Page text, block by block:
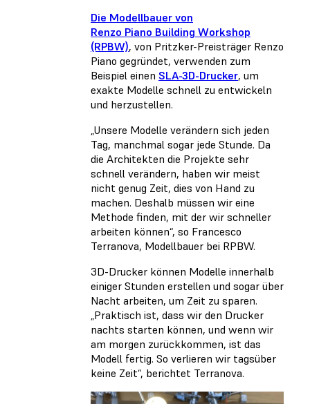
Die Modellbauer von
Renzo Piano Building Workshop
(RPBW), von Pritzker-Preisträger Renzo
Piano gegründet, verwenden zum
Beispiel einen SLA-3D-Drucker, um
exakte Modelle schnell zu entwickeln
und herzustellen.
„Unsere Modelle verändern sich jeden
Tag, manchmal sogar jede Stunde. Da
die Architekten die Projekte sehr
schnell verändern, haben wir meist
nicht genug Zeit, dies von Hand zu
machen. Deshalb müssen wir eine
Methode finden, mit der wir schneller
arbeiten können“, so Francesco
Terranova, Modellbauer bei RPBW.
3D-Drucker können Modelle innerhalb
einiger Stunden erstellen und sogar über
Nacht arbeiten, um Zeit zu sparen.
„Praktisch ist, dass wir den Drucker
nachts starten können, und wenn wir
am morgen zurückkommen, ist das
Modell fertig. So verlieren wir tagsüber
keine Zeit“, berichtet Terranova.